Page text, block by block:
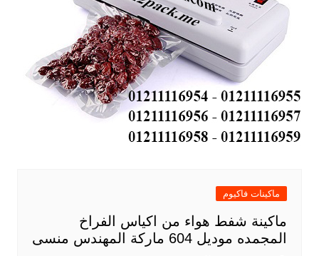
ماكينات فاكيوم
ماكينة شفط هواء من اكياس الفراخ
المجمده موديل 604 ماركة المهندس منسى